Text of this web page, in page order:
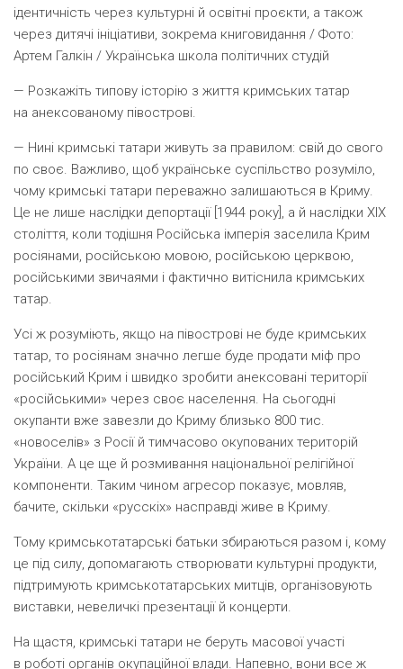
ідентичність через культурні й освітні проєкти, а також
через дитячі ініціативи, зокрема книговидання / Фото:
Артем Галкін / Українська школа політичних студій
— Розкажіть типову історію з життя кримських татар
на анексованому півострові.
— Нині кримські татари живуть за правилом: свій до свого
по своє. Важливо, щоб українське суспільство розуміло,
чому кримські татари переважно залишаються в Криму.
Це не лише наслідки депортації [ 1944 року ], а й наслідки XIX
століття, коли тодішня Російська імперія заселила Крим
росіянами, російською мовою, російською церквою,
російськими звичаями і фактично витіснила кримських
татар.
Усі ж розуміють, якщо на півострові не буде кримських
татар, то росіянам значно легше буде продати міф про
російський Крим і швидко зробити анексовані території
«російськими» через своє населення. На сьогодні
окупанти вже завезли до Криму близько 800 тис.
«новоселів» з Росії й тимчасово окупованих територій
України. А це ще й розмивання національної релігійної
компоненти. Таким чином агресор показує, мовляв,
бачите, скільки «русскіх» насправді живе в Криму.
Тому кримськотатарські батьки збираються разом і, кому
це під силу, допомагають створювати культурні продукти,
підтримують кримськотатарських митців, організовують
виставки, невеличкі презентації й концерти.
На щастя, кримські татари не беруть масової участі
в роботі органів окупаційної влади. Напевно, вони все ж